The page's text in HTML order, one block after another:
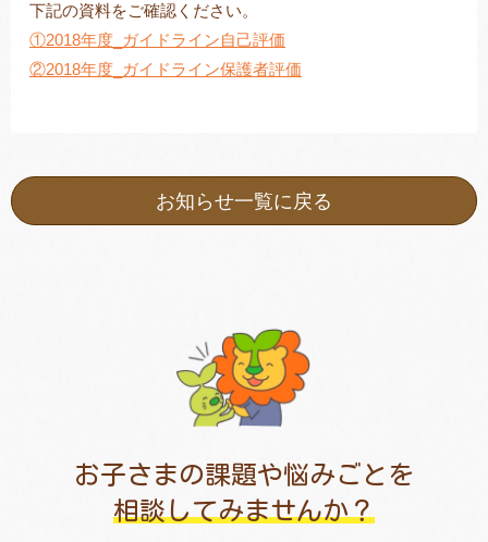
トレキング
下記の資料をご確認ください。
①2018年度_ガイドライン自己評価
②2018年度_ガイドライン保護者評価
お知らせ一覧に戻る
お子さまの課題や悩みごとを
相談してみませんか？